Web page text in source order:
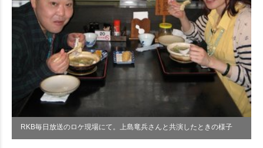
RKB毎日放送のロケ現場にて。上島竜兵さんと共演したときの様子